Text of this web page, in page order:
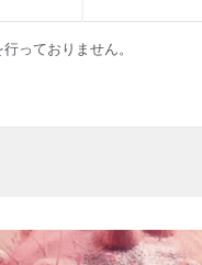
っておりません。